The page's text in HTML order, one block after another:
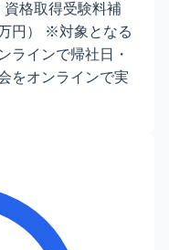
格取得受験料補
円） ※対象となる
ラインで帰社日・
をオンラインで実